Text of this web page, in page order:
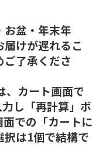
盆・年末年
けが遅れるこ
ご了承くださ
、カート画面で
し「再計算」ボ
での「カートに
択は1個で結構で